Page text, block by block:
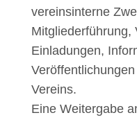
vereinsinterne
Mitgliederführung,
Einladungen,
Vereins.
Eine Weitergabe